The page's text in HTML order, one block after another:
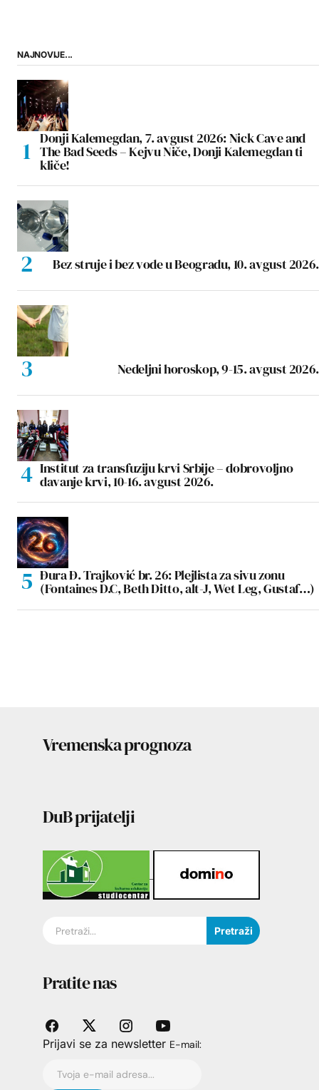
NAJNOVIJE...
Donji Kalemegdan, 7. avgust 2026: Nick Cave and
The Bad Seeds – Kejvu Niče, Donji Kalemegdan ti
kliče!
Bez struje i bez vode u Beogradu, 10. avgust 2026.
Nedeljni horoskop, 9-15. avgust 2026.
Institut za transfuziju krvi Srbije – dobrovoljno
davanje krvi, 10-16. avgust 2026.
Đura Đ. Trajković br. 26: Plejlista za sivu zonu
(Fontaines D.C, Beth Ditto, alt-J, Wet Leg, Gustaf…)
Vremenska prognoza
DuB prijatelji
Pretraži
Pratite nas
Prijavi se za newsletter E-mail: